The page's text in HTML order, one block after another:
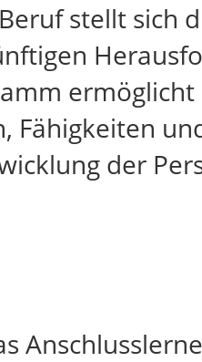
stellt sich
ermöglicht
Fähigkeiten
der